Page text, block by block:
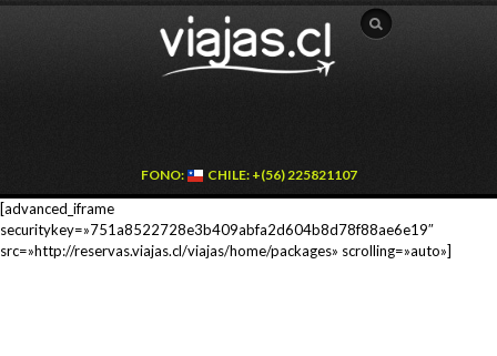
FONO: CHILE: +(56) 225821107
[advanced_iframe
securitykey=»751a8522728e3b409abfa2d604b8d78f88ae6e19″
src=»http://reservas.viajas.cl/viajas/home/packages» scrolling=»auto»]